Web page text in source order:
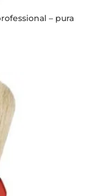
– pura